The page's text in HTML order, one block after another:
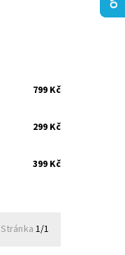
799 Kč
299 Kč
399 Kč
Stránka 1/1